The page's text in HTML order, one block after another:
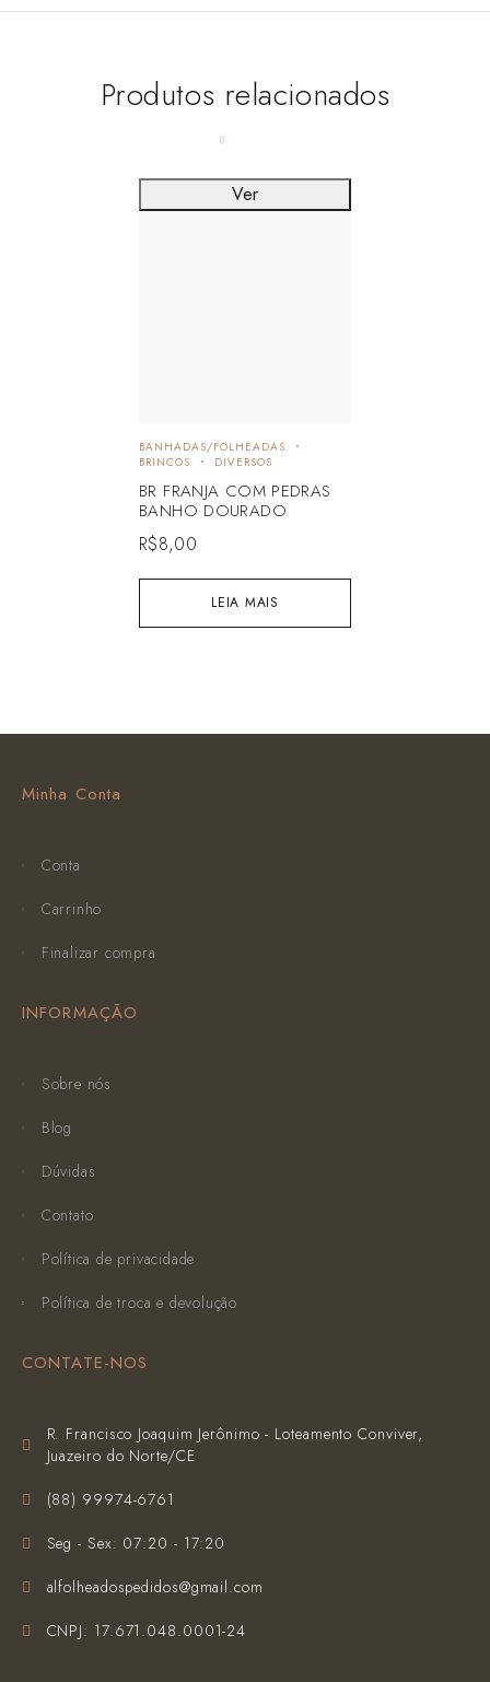
Produtos relacionados
LEIA MAIS
BANHADAS/FOLHEADAS
BRINCOS
DIVERSOS
BR FRANJA COM PEDRAS
BANHO DOURADO
R$8,00
Ver
Minha Conta
Conta
Carrinho
Finalizar compra
INFORMAÇÃO
Sobre nós
Blog
Dúvidas
Contato
Política de privacidade
Política de troca e devolução
CONTATE-NOS
R. Francisco Joaquim Jerônimo - Loteamento Conviver,
Juazeiro do Norte/CE
(‪88) 99974-6761‬
Seg - Sex: 07:20 - 17:20
alfolheadospedidos@gmail.com
CNPJ: 17.671.048.0001-24